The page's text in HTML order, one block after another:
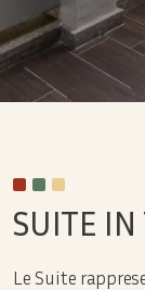
SUITE IN
Le Suite